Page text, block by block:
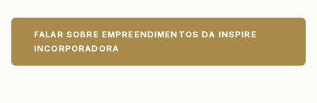
FALAR SOBRE EMPREENDIMENTOS DA INSPIRE
INCORPORADORA